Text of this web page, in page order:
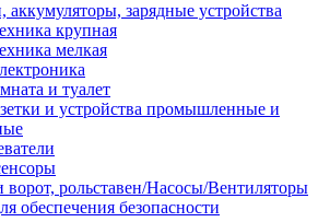
аккумуляторы, зарядные устройства
крупная
мелкая
и туалет
и устройства промышленные и
ворот, рольставен/Насосы/Вентиляторы
обеспечения безопасности